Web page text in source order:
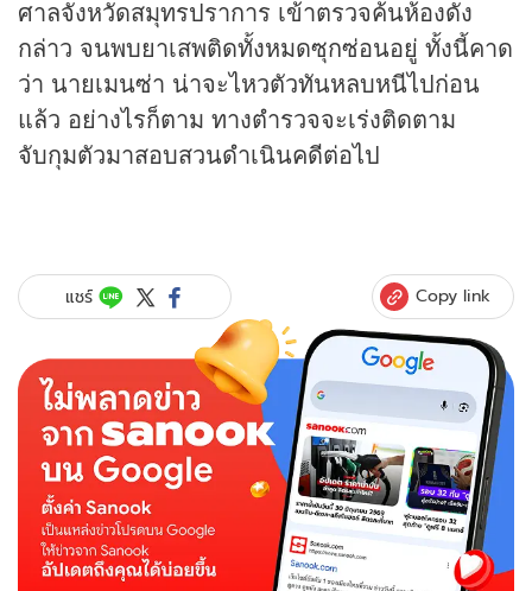
ศาลจังหวัดสมุทรปราการ เข้าตรวจค้นห้องดัง
กล่าว จนพบยาเสพติดทั้งหมดซุกซ่อนอยู่ ทั้งนี้คาด
ว่า นายเมนซ่า น่าจะไหวตัวทันหลบหนีไปก่อน
แล้ว อย่างไรก็ตาม ทางตำรวจจะเร่งติดตาม
จับกุมตัวมาสอบสวนดำเนินคดีต่อไป
แชร์ Copy link